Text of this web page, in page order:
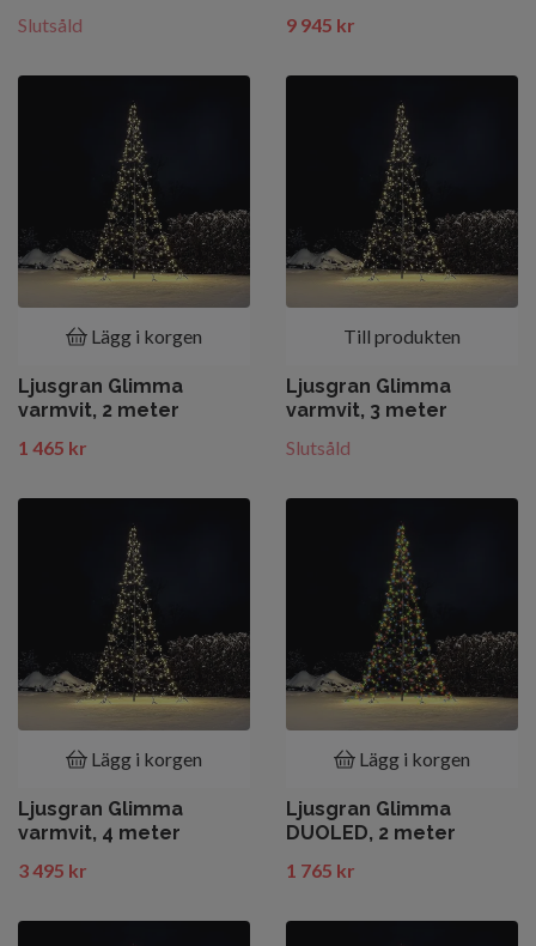
Slutsåld
9 945 kr
Lägg i korgen
Ljusgran Glimma
varmvit, 2 meter
1 465 kr
Till produkten
Ljusgran Glimma
varmvit, 3 meter
Slutsåld
Lägg i korgen
Ljusgran Glimma
varmvit, 4 meter
3 495 kr
Lägg i korgen
Ljusgran Glimma
DUOLED, 2 meter
1 765 kr